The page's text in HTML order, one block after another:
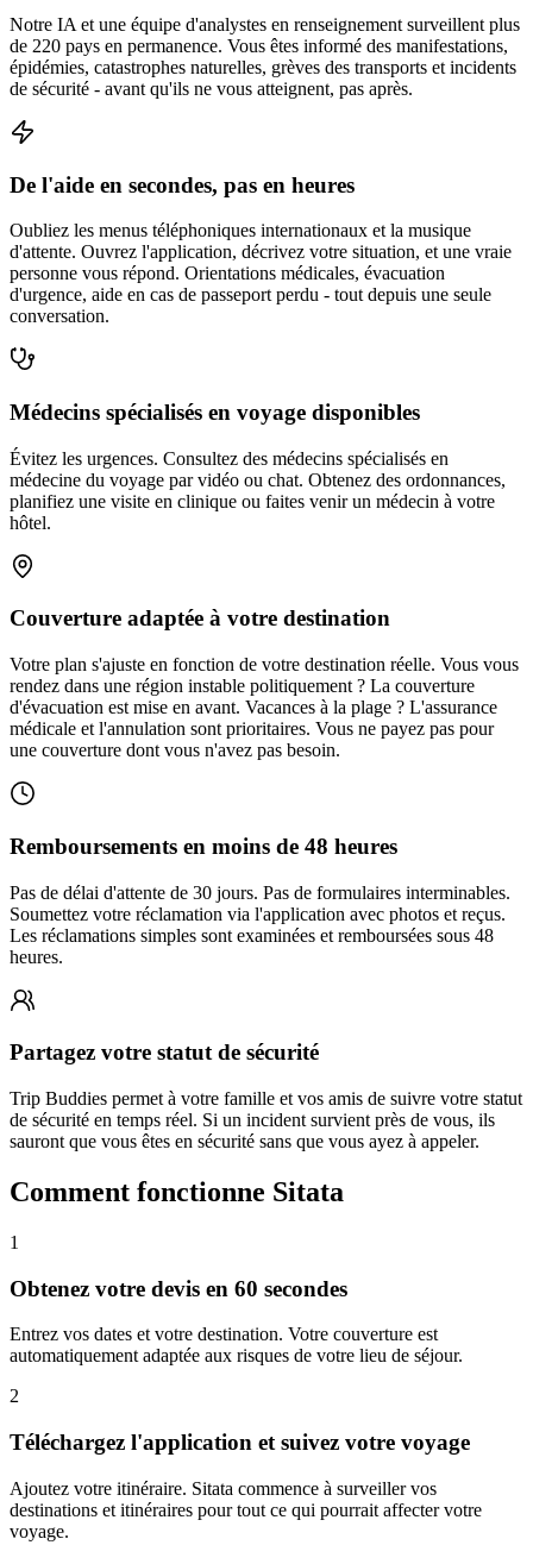
Notre IA et une équipe d'analystes en renseignement surveillent plus
de 220 pays en permanence. Vous êtes informé des manifestations,
épidémies, catastrophes naturelles, grèves des transports et incidents
de sécurité - avant qu'ils ne vous atteignent, pas après.
De l'aide en secondes, pas en heures
Oubliez les menus téléphoniques internationaux et la musique
d'attente. Ouvrez l'application, décrivez votre situation, et une vraie
personne vous répond. Orientations médicales, évacuation
d'urgence, aide en cas de passeport perdu - tout depuis une seule
conversation.
Médecins spécialisés en voyage disponibles
Évitez les urgences. Consultez des médecins spécialisés en
médecine du voyage par vidéo ou chat. Obtenez des ordonnances,
planifiez une visite en clinique ou faites venir un médecin à votre
hôtel.
Couverture adaptée à votre destination
Votre plan s'ajuste en fonction de votre destination réelle. Vous vous
rendez dans une région instable politiquement ? La couverture
d'évacuation est mise en avant. Vacances à la plage ? L'assurance
médicale et l'annulation sont prioritaires. Vous ne payez pas pour
une couverture dont vous n'avez pas besoin.
Remboursements en moins de 48 heures
Pas de délai d'attente de 30 jours. Pas de formulaires interminables.
Soumettez votre réclamation via l'application avec photos et reçus.
Les réclamations simples sont examinées et remboursées sous 48
heures.
Partagez votre statut de sécurité
Trip Buddies permet à votre famille et vos amis de suivre votre statut
de sécurité en temps réel. Si un incident survient près de vous, ils
sauront que vous êtes en sécurité sans que vous ayez à appeler.
Comment fonctionne Sitata
1
Obtenez votre devis en 60 secondes
Entrez vos dates et votre destination. Votre couverture est
automatiquement adaptée aux risques de votre lieu de séjour.
2
Téléchargez l'application et suivez votre voyage
Ajoutez votre itinéraire. Sitata commence à surveiller vos
destinations et itinéraires pour tout ce qui pourrait affecter votre
voyage.